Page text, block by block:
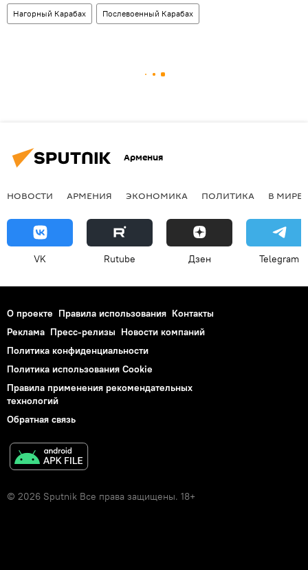
Нагорный Карабах Послевоенный Карабах
Армения
НОВОСТИ АРМЕНИЯ ЭКОНОМИКА ПОЛИТИКА В МИРЕ
VK Rutube Дзен Telegram
О проекте Правила использования Контакты
Реклама Пресс-релизы Новости компаний
Политика конфиденциальности
Политика использования Cookie
Правила применения рекомендательных
технологий
Обратная связь
© 2026 Sputnik Все права защищены. 18+